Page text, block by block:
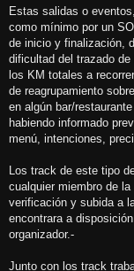
Estas salidas o
como mínimo por un
de inicio y finalización,
dificultad del trazado
los KM totales a
de reagrupamiento
en algún bar/
habiendo informado
menú, intenciones,
Los track de este tipo
cualquier miembro de
verificación y subida a
encontrara a
organizador.-
Junto con los track